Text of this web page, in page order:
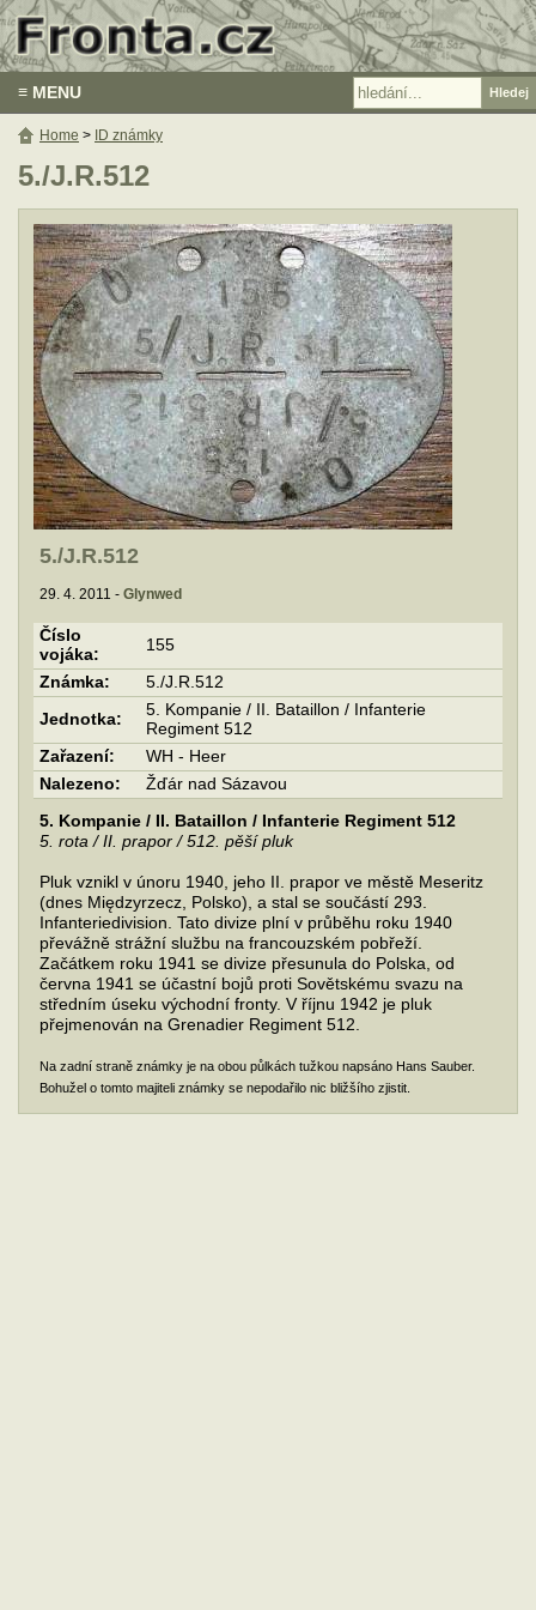
≡ MENU
5./J.R.512
5./J.R.512
29. 4. 2011 - Glynwed
Číslo
vojáka:
155
Známka: 5./J.R.512
Jednotka:
5. Kompanie / II. Bataillon / Infanterie
Regiment 512
Zařazení:
WH - Heer
Nalezeno:
Žďár nad Sázavou
5. Kompanie / II. Bataillon / Infanterie Regiment 512
5. rota / II. prapor / 512. pěší pluk
Pluk vznikl v únoru 1940, jeho II. prapor ve městě Meseritz
(dnes Międzyrzecz, Polsko), a stal se součástí 293.
Infanteriedivision. Tato divize plní v průběhu roku 1940
převážně strážní službu na francouzském pobřeží.
Začátkem roku 1941 se divize přesunula do Polska, od
června 1941 se účastní bojů proti Sovětskému svazu na
středním úseku východní fronty. V říjnu 1942 je pluk
přejmenován na Grenadier Regiment 512.
Na zadní straně známky je na obou půlkách tužkou napsáno Hans Sauber.
Bohužel o tomto majiteli známky se nepodařilo nic bližšího zjistit.
Home > ID známky